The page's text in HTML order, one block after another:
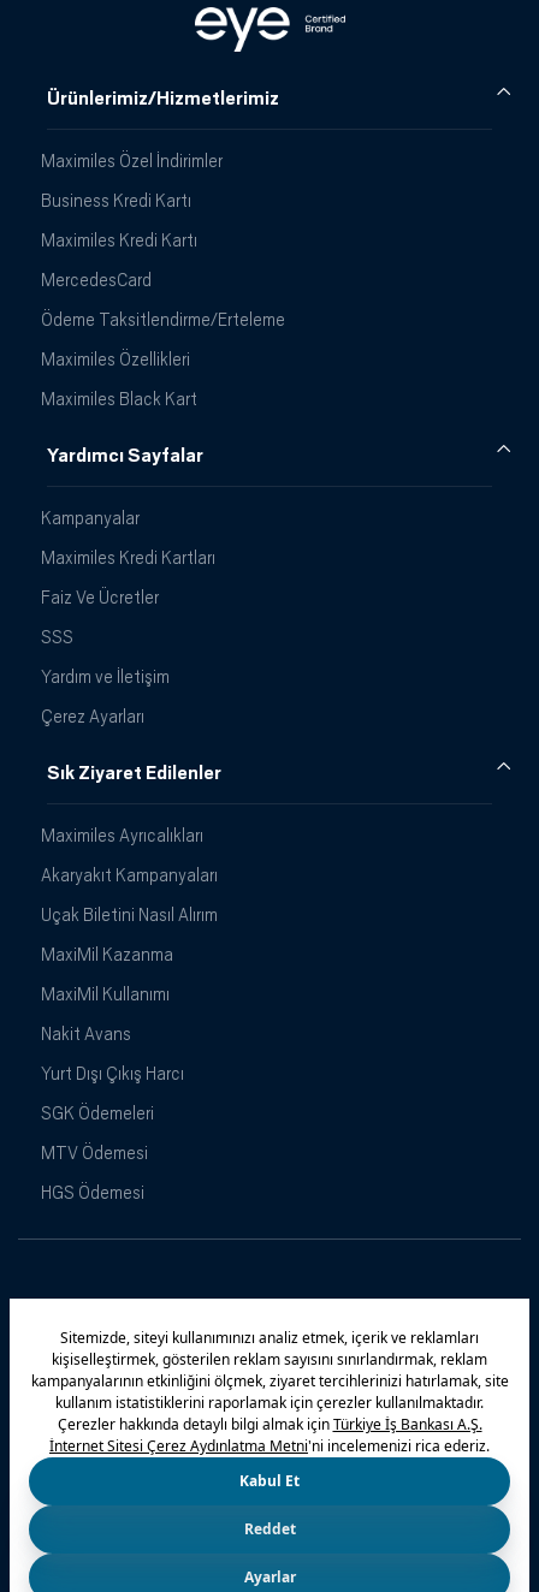
Ürünlerimiz/Hizmetlerimiz
Maximiles Özel İndirimler
Business Kredi Kartı
Maximiles Kredi Kartı
MercedesCard
Ödeme Taksitlendirme/Erteleme
Maximiles Özellikleri
Maximiles Black Kart
Yardımcı Sayfalar
Kampanyalar
Maximiles Kredi Kartları
Faiz Ve Ücretler
SSS
Yardım ve İletişim
Çerez Ayarları
Sık Ziyaret Edilenler
Maximiles Ayrıcalıkları
Akaryakıt Kampanyaları
Uçak Biletini Nasıl Alırım
MaxiMil Kazanma
MaxiMil Kullanımı
Nakit Avans
Yurt Dışı Çıkış Harcı
SGK Ödemeleri
MTV Ödemesi
HGS Ödemesi
© 2026 Türkiye İş Bankası A.Ş.
Maximiles Kampanyalar Yasal Uyarı Güvenlik
Gizlilik Politikamız Bilgi Toplumu Hizmetleri
Çerez Politikası Kişisel Verilerin Korunması